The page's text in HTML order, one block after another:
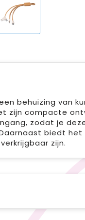
behuizing van
zijn compacte
zodat je
biedt het
zijn.